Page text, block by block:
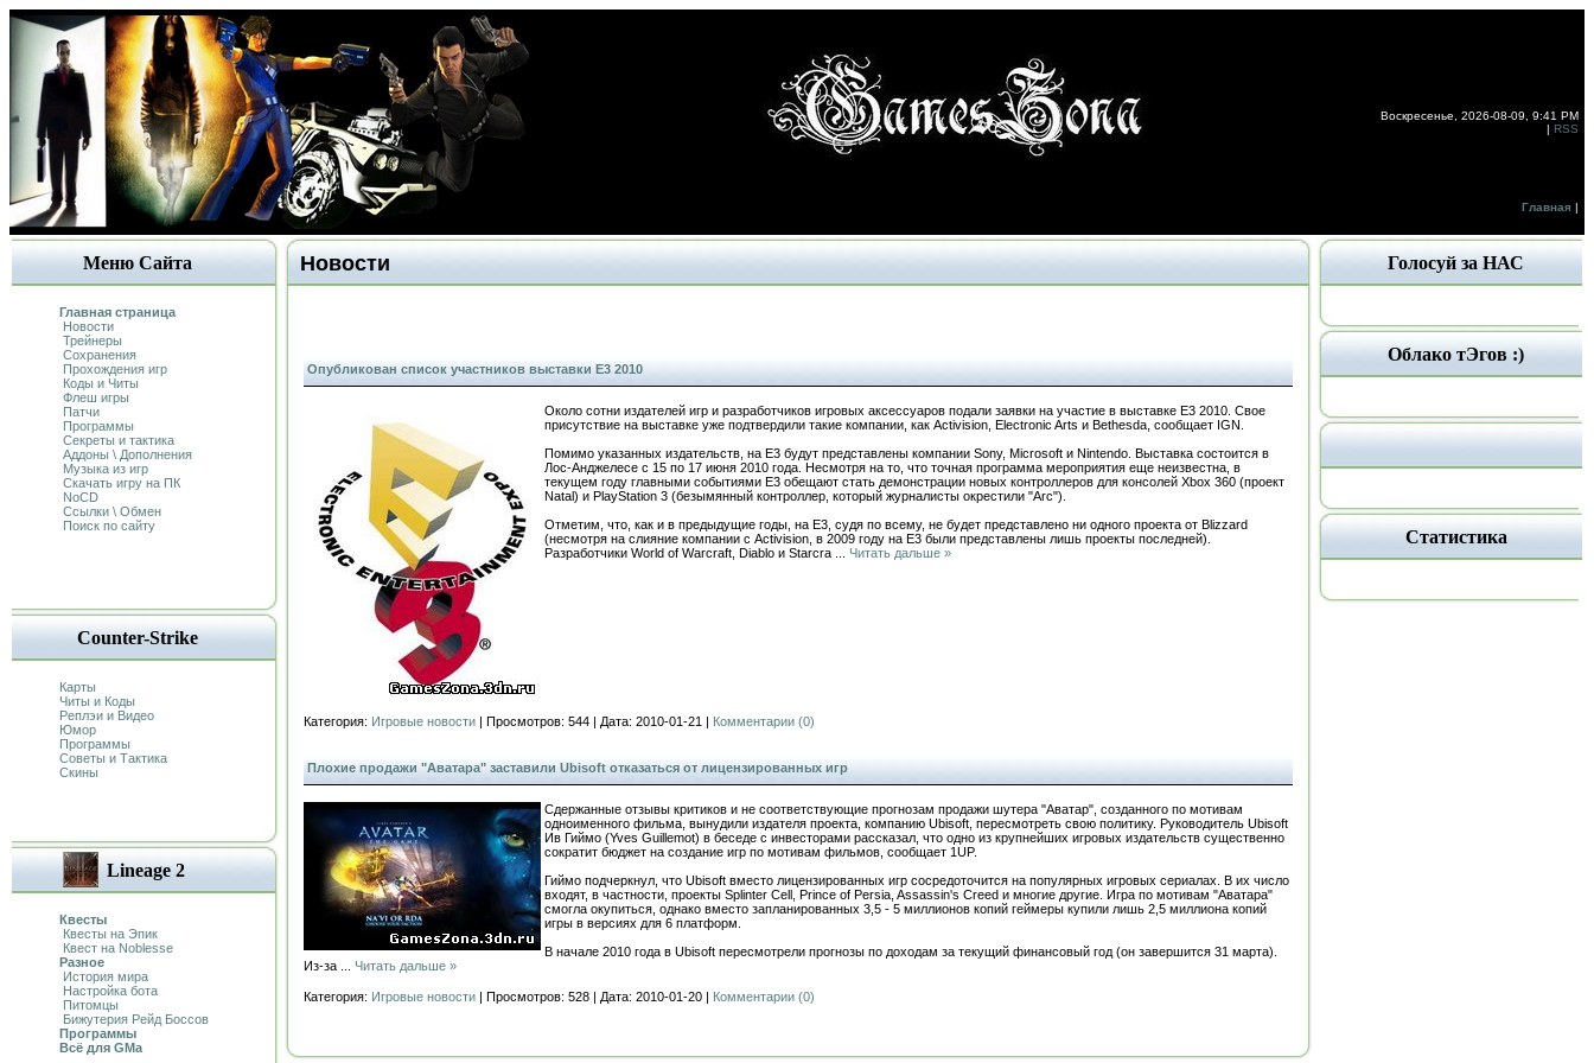
Воскресенье, 2026-08-09, 9:41 PM
| RSS
Главная |
Меню Сайта
Главная страница
Новости
Трейнеры
Сохранения
Прохождения игр
Коды и Читы
Флеш игры
Патчи
Программы
Секреты и тактика
Аддоны \ Дополнения
Музыка из игр
Скачать игру на ПК
NoCD
Ссылки \ Обмен
Поиск по сайту
Counter-Strike
Карты
Читы и Коды
Реплэи и Видео
Юмор
Программы
Советы и Тактика
Скины
Lineage 2
Квесты
Квесты на Эпик
Квест на Noblesse
Разное
История мира
Настройка бота
Питомцы
Бижутерия Рейд Боссов
Программы
Всё для GMa
Новости
Опубликован список участников выставки Е3 2010
Около сотни издателей игр и разработчиков игровых аксессуаров подали заявки на участие в выставке Е3 2010. Свое
присутствие на выставке уже подтвердили такие компании, как Activision, Electronic Arts и Bethesda, сообщает IGN.
Помимо указанных издательств, на Е3 будут представлены компании Sony, Microsoft и Nintendo. Выставка состоится в
Лос-Анджелесе с 15 по 17 июня 2010 года. Несмотря на то, что точная программа мероприятия еще неизвестна, в
текущем году главными событиями E3 обещают стать демонстрации новых контроллеров для консолей Xbox 360 (проект
Natal) и PlayStation 3 (безымянный контроллер, который журналисты окрестили "Arc").
Отметим, что, как и в предыдущие годы, на E3, судя по всему, не будет представлено ни одного проекта от Blizzard
(несмотря на слияние компании с Activision, в 2009 году на E3 были представлены лишь проекты последней).
Разработчики World of Warcraft, Diablo и Starcra
Читать дальше »
Категория: Игровые новости | Просмотров: 544 | Дата: 2010-01-21 | Комментарии (0)
Плохие продажи "Аватара" заставили Ubisoft отказаться от лицензированных игр
Сдержанные отзывы критиков и не соответствующие прогнозам продажи шутера "Аватар", созданного по мотивам
одноименного фильма, вынудили издателя проекта, компанию Ubisoft, пересмотреть свою политику. Руководитель Ubisoft
Ив Гиймо (Yves Guillemot) в беседе с инвесторами рассказал, что одно из крупнейших игровых издательств существенно
сократит бюджет на создание игр по мотивам фильмов, сообщает 1UP.
Гиймо подчеркнул, что Ubisoft вместо лицензированных игр сосредоточится на популярных игровых сериалах. В их число
входят, в частности, проекты Splinter Cell, Prince of Persia, Assassin's Creed и многие другие. Игра по мотивам "Аватара"
смогла окупиться, однако вместо запланированных 3,5 - 5 миллионов копий геймеры купили лишь 2,5 миллиона копий
игры в версиях для 6 платформ.
В начале 2010 года в Ubisoft пересмотрели прогнозы по доходам за текущий финансовый год (он завершится 31 марта).
Из-за
Читать дальше »
Категория: Игровые новости | Просмотров: 528 | Дата: 2010-01-20 | Комментарии (0)
Голосуй за НАС
Облако тЭгов :)
Статистика